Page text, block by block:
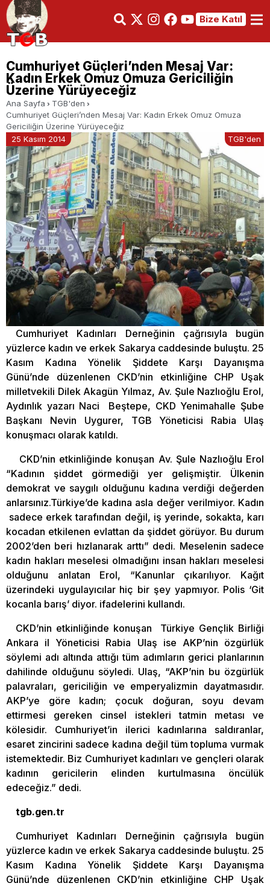
Bize Katıl
Cumhuriyet Güçleri’nden Mesaj Var:
Kadın Erkek Omuz Omuza Gericiliğin
Üzerine Yürüyeceğiz
Ana Sayfa
TGB'den
Cumhuriyet Güçleri’nden Mesaj Var: Kadın Erkek Omuz Omuza
Gericiliğin Üzerine Yürüyeceğiz
25 Kasım 2014
TGB'den
Cumhuriyet Kadınları Derneğinin çağrısıyla bugün
yüzlerce kadın ve erkek Sakarya caddesinde buluştu. 25
Kasım Kadına Yönelik Şiddete Karşı Dayanışma
Günü’nde düzenlenen CKD’nin etkinliğine CHP Uşak
milletvekili Dilek Akagün Yılmaz, Av. Şule Nazlıoğlu Erol,
Aydınlık yazarı Naci Beştepe, CKD Yenimahalle Şube
Başkanı Nevin Uygurer, TGB Yöneticisi Rabia Ulaş
konuşmacı olarak katıldı.
CKD’nin etkinliğinde konuşan Av. Şule Nazlıoğlu Erol
“Kadının şiddet görmediği yer gelişmiştir. Ülkenin
demokrat ve saygılı olduğunu kadına verdiği değerden
anlarsınız.Türkiye’de kadına asla değer verilmiyor. Kadın
sadece erkek tarafından değil, iş yerinde, sokakta, karı
kocadan etkilenen evlattan da şiddet görüyor. Bu durum
2002’den beri hızlanarak arttı” dedi. Meselenin sadece
kadın hakları meselesi olmadığını insan hakları meselesi
olduğunu anlatan Erol, “Kanunlar çıkarılıyor. Kağıt
üzerindeki uygulayıcılar hiç bir şey yapmıyor. Polis ‘Git
kocanla barış’ diyor. ifadelerini kullandı.
CKD’nin etkinliğinde konuşan Türkiye Gençlik Birliği
Ankara il Yöneticisi Rabia Ulaş ise AKP’nin özgürlük
söylemi adı altında attığı tüm adımların gerici planlarının
dahilinde olduğunu söyledi. Ulaş, “AKP’nin bu özgürlük
palavraları, gericiliğin ve emperyalizmin dayatmasıdır.
AKP’ye göre kadın; çocuk doğuran, soyu devam
ettirmesi gereken cinsel istekleri tatmin metası ve
kölesidir. Cumhuriyet’in ilerici kadınlarına saldıranlar,
esaret zincirini sadece kadına değil tüm topluma vurmak
istemektedir. Biz Cumhuriyet kadınları ve gençleri olarak
kadının gericilerin elinden kurtulmasına öncülük
edeceğiz.” dedi.
tgb.gen.tr
Cumhuriyet Kadınları Derneğinin çağrısıyla bugün
yüzlerce kadın ve erkek Sakarya caddesinde buluştu. 25
Kasım Kadına Yönelik Şiddete Karşı Dayanışma
Günü’nde düzenlenen CKD’nin etkinliğine CHP Uşak